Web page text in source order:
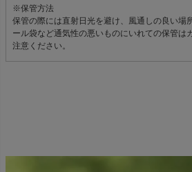
※保管方法
保管の際には直射日光を避け、風通しの良い場
ール袋など通気性の悪いものにいれての保管は
注意ください。